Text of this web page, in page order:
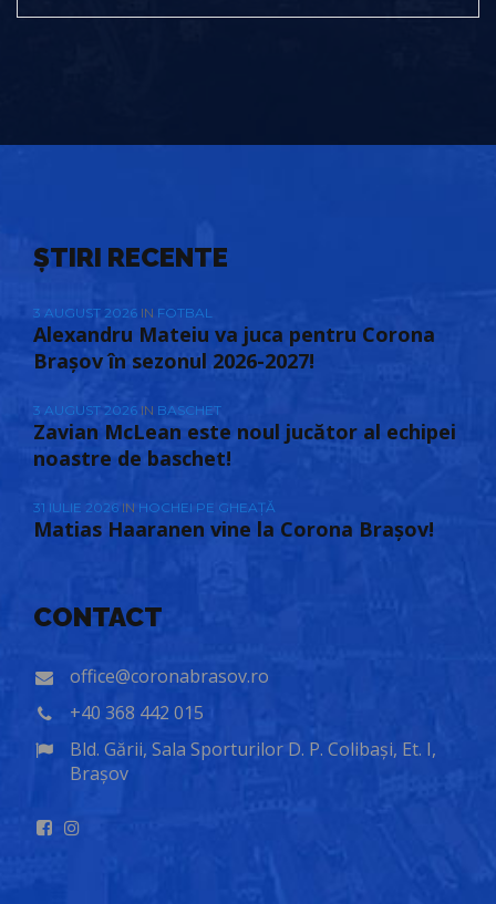
ȘTIRI RECENTE
3 AUGUST 2026 IN FOTBAL
Alexandru Mateiu va juca pentru Corona
Brașov în sezonul 2026-2027!
3 AUGUST 2026 IN BASCHET
Zavian McLean este noul jucător al echipei
noastre de baschet!
31 IULIE 2026 IN HOCHEI PE GHEAȚĂ
Matias Haaranen vine la Corona Brașov!
CONTACT
office@coronabrasov.ro
+40 368 442 015
Bld. Gării, Sala Sporturilor D. P. Colibași, Et. I,
Brașov